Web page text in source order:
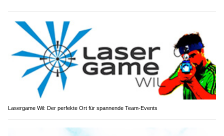
Lasergame Wil: Der perfekte Ort für spannende Team-Events